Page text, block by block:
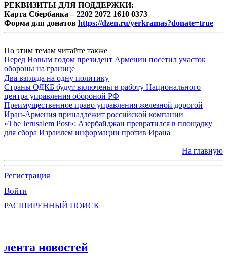
РЕКВИЗИТЫ ДЛЯ ПОДДЕРЖКИ:
Карта Сбербанка – 2202 2072 1610 0373
Форма для донатов https://dzen.ru/yerkramas?donate=true
По этим темам читайте также
Перед Новым годом президент Армении посетил участок
обороны на границе
Два взгляда на одну политику
Страны ОДКБ будут включены в работу Национального
центра управления обороной РФ
Преимущественное право управления железной дорогой
Иран-Армения принадлежит российской компании
«The Jerusalem Post»: Азербайджан превратился в площадку
для сбора Израилем информации против Ирана
На главную
Регистрация
Войти
РАСШИРЕННЫЙ ПОИСК
лента новостей